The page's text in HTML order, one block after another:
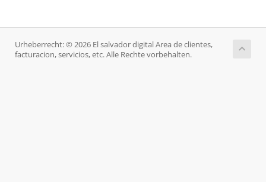
Urheberrecht: © 2026 El salvador digital Area de clientes,
facturacion, servicios, etc. Alle Rechte vorbehalten.